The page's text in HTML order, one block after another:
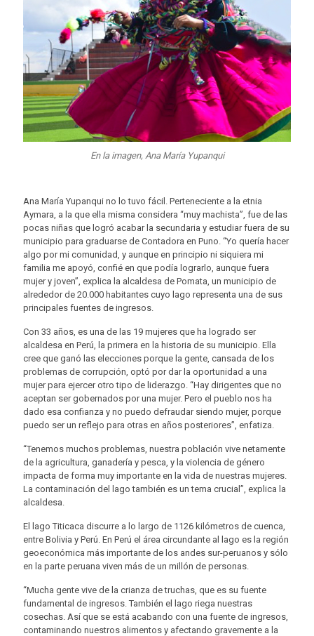
En la imagen, Ana María Yupanqui
Ana María Yupanqui no lo tuvo fácil. Perteneciente a la etnia
Aymara, a la que ella misma considera “muy machista”, fue de las
pocas niñas que logró acabar la secundaria y estudiar fuera de su
municipio para graduarse de Contadora en Puno. “Yo quería hacer
algo por mi comunidad, y aunque en principio ni siquiera mi
familia me apoyó, confié en que podía lograrlo, aunque fuera
mujer y joven”, explica la alcaldesa de Pomata, un municipio de
alrededor de 20.000 habitantes cuyo lago representa una de sus
principales fuentes de ingresos.
Con 33 años, es una de las 19 mujeres que ha logrado ser
alcaldesa en Perú, la primera en la historia de su municipio. Ella
cree que ganó las elecciones porque la gente, cansada de los
problemas de corrupción, optó por dar la oportunidad a una
mujer para ejercer otro tipo de liderazgo. “Hay dirigentes que no
aceptan ser gobernados por una mujer. Pero el pueblo nos ha
dado esa confianza y no puedo defraudar siendo mujer, porque
puedo ser un reflejo para otras en años posteriores”, enfatiza.
“Tenemos muchos problemas, nuestra población vive netamente
de la agricultura, ganadería y pesca, y la violencia de género
impacta de forma muy importante en la vida de nuestras mujeres.
La contaminación del lago también es un tema crucial”, explica la
alcaldesa.
El lago Titicaca discurre a lo largo de 1126 kilómetros de cuenca,
entre Bolivia y Perú. En Perú el área circundante al lago es la región
geoeconómica más importante de los andes sur-peruanos y sólo
en la parte peruana viven más de un millón de personas.
“Mucha gente vive de la crianza de truchas, que es su fuente
fundamental de ingresos. También el lago riega nuestras
cosechas. Así que se está acabando con una fuente de ingresos,
contaminando nuestros alimentos y afectando gravemente a la